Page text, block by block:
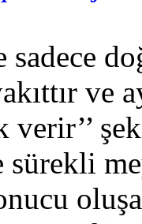
ve
verir’’